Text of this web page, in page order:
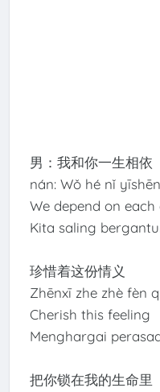
男：我和你一生相依
nán: Wǒ hé nǐ
We depend on
Kita saling
珍惜着这份情义
Zhēnxī zhe zhè fèn
Cherish this feeling
Menghargai
把你锁在我的生命里